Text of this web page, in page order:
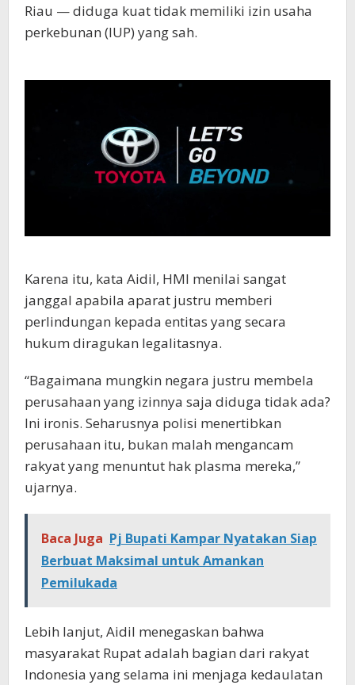
Riau — diduga kuat tidak memiliki izin usaha
perkebunan (IUP) yang sah.
Karena itu, kata Aidil, HMI menilai sangat
janggal apabila aparat justru memberi
perlindungan kepada entitas yang secara
hukum diragukan legalitasnya.
“Bagaimana mungkin negara justru membela
perusahaan yang izinnya saja diduga tidak ada?
Ini ironis. Seharusnya polisi menertibkan
perusahaan itu, bukan malah mengancam
rakyat yang menuntut hak plasma mereka,”
ujarnya.
Baca Juga Pj Bupati Kampar Nyatakan Siap
Berbuat Maksimal untuk Amankan
Pemilukada
Lebih lanjut, Aidil menegaskan bahwa
masyarakat Rupat adalah bagian dari rakyat
Indonesia yang selama ini menjaga kedaulatan